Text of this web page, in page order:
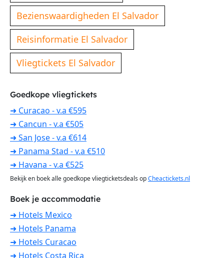
Goedkope vliegtickets
➜ Curacao - v.a €595
➜ Cancun - v.a €505
➜ San Jose - v.a €614
➜ Panama Stad - v.a €510
➜ Havana - v.a €525
Bekijk en boek alle goedkope vliegticketsdeals opCheactickets.nl
Boek je accommodatie
➜ Hotels Mexico
➜ Hotels Panama
➜ Hotels Curacao
➜ Hotels Costa Rica
Bezienswaardigheden El Salvador
Reisinformatie El Salvador
Vliegtickets El Salvador